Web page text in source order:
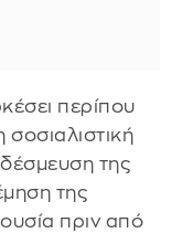
περίπου
της
της
πριν από